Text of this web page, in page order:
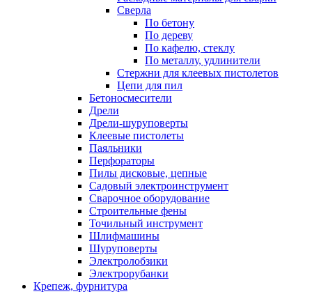
Сверла
По бетону
По дереву
По кафелю, стеклу
По металлу, удлинители
Стержни для клеевых пистолетов
Цепи для пил
Бетоносмесители
Дрели
Дрели-шуруповерты
Клеевые пистолеты
Паяльники
Перфораторы
Пилы дисковые, цепные
Садовый электроинструмент
Сварочное оборудование
Строительные фены
Точильный инструмент
Шлифмашины
Шуруповерты
Электролобзики
Электрорубанки
Крепеж, фурнитура